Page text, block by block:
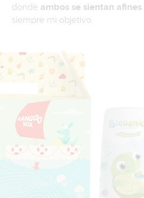
donde ambos se sientan afines
siempre mi objetivo.